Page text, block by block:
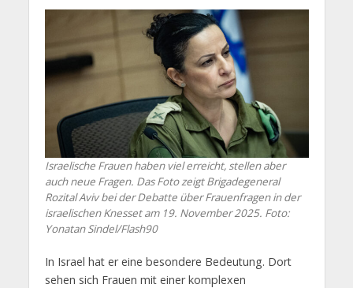
Israelische Frauen haben viel erreicht, stellen aber
auch neue Fragen. Das Foto zeigt Brigadegeneral
Rozital Aviv bei der Debatte über Frauenfragen in der
israelischen Knesset am 19. November 2025. Foto:
Yonatan Sindel/Flash90
In Israel hat er eine besondere Bedeutung. Dort
sehen sich Frauen mit einer komplexen